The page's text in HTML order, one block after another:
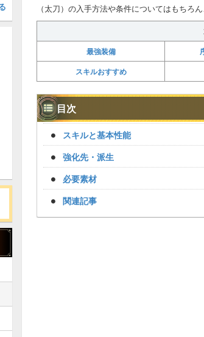
（太刀）の入手方法や条件についてはもちろ
最強装備
スキルおすすめ
目次
スキルと基本性能
強化先・派生
必要素材
関連記事